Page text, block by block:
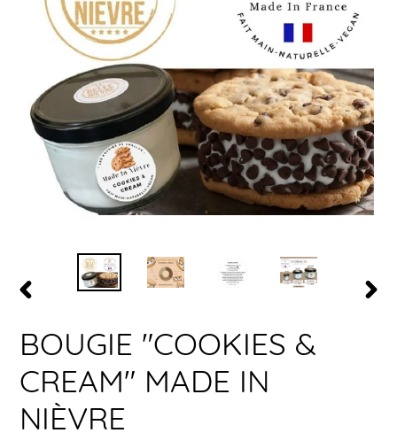
BOUGIE "COOKIES &
CREAM" MADE IN
NIÈVRE